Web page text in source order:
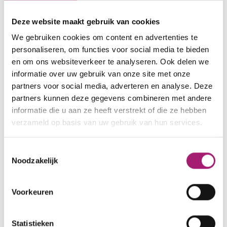
Deze website maakt gebruik van cookies
We gebruiken cookies om content en advertenties te
personaliseren, om functies voor social media te bieden
en om ons websiteverkeer te analyseren. Ook delen we
informatie over uw gebruik van onze site met onze
partners voor social media, adverteren en analyse. Deze
partners kunnen deze gegevens combineren met andere
informatie die u aan ze heeft verstrekt of die ze hebben
verzameld op basis van uw gebruik van hun services.
Noodzakelijk
Voorkeuren
Statistieken
- De kwaliteit van voedingsinname (Eetscore);
- De aanwezigheid en ernst van buikklachten;
- De kwaliteit van leven.
Het kost ongeveer 25-40 minuten om de
vragenlijsten in te vullen.
Lees meer over het onderzoek in de
patiënteninformatiebrief.
Wie kan er meedoen?
onderzoek als je 6 maanden geleden een
groepstraject (uitgezonderd kleine groepen). Je